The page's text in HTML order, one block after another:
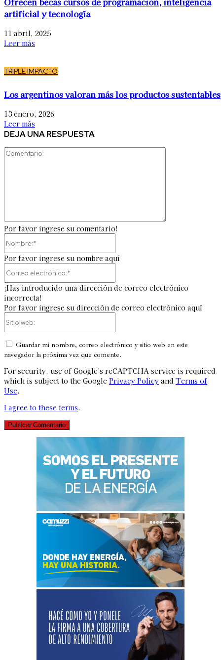
artificial y tecnología
11 abril, 2025
Leer más
TRIPLE IMPACTO
Los argentinos valoran más los productos sustentables
13 enero, 2026
Leer más
DEJA UNA RESPUESTA
Por favor ingrese su comentario!
Por favor ingrese su nombre aquí
¡Has introducido una dirección de correo electrónico
incorrecta!
Por favor ingrese su dirección de correo electrónico aquí
Guardar mi nombre, correo electrónico y sitio web en este
navegador la próxima vez que comente.
For security, use of Google's reCAPTCHA service is required
which is subject to the Google Privacy Policy and Terms of
Use.
I agree to these terms.